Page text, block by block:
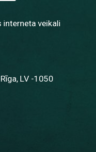
LV -1050